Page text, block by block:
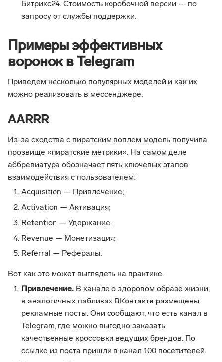
Битрикс24. Стоимость коробочной версии — по
запросу от службы поддержки.
Примеры эффективных
воронок в Telegram
Приведем несколько популярных моделей и как их
можно реализовать в мессенджере.
AARRR
Из-за сходства с пиратским воплем модель получила
прозвище «пиратские метрики». На самом деле
аббревиатура обозначает пять ключевых этапов
взаимодействия с пользователем:
Acquisition — Привлечение;
Activation — Активация;
Retention — Удержание;
Revenue — Монетизация;
Referral — Рефералы.
Вот как это может выглядеть на практике.
Привлечение. В канале о здоровом образе жизни,
в аналогичных пабликах ВКонтакте размещены
рекламные посты. Они сообщают, что есть канал в
Telegram, где можно выгодно заказать
качественные кроссовки ведущих брендов. По
ссылке из поста пришли в канал 100 посетителей.